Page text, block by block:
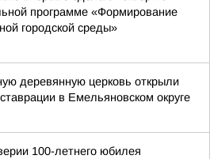
программе «Формирование
городской среды»
деревянную церковь открыли
в Емельяновском округе
100-летнего юбилея